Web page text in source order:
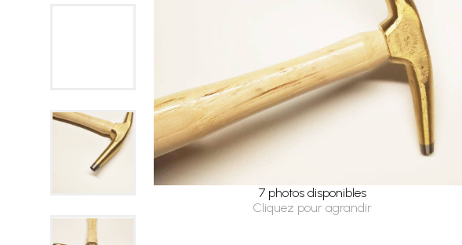
7 photos disponibles
Cliquez pour agrandir